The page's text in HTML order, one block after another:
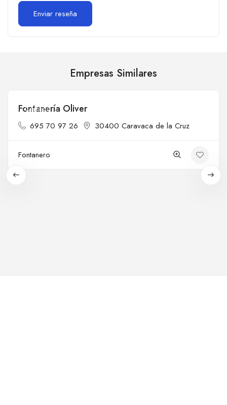
Empresas Similares
Cerrado
Fontanería Oliver
695 70 97 26 30400 Caravaca de la Cruz
Fontanero